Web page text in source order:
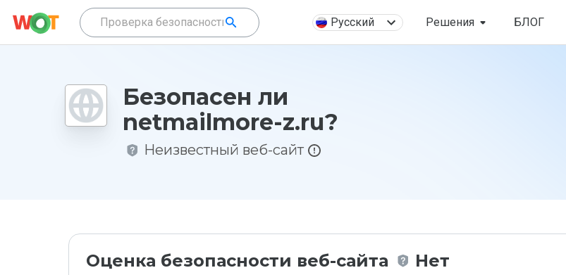
Русский Решения БЛОГ
Безопасен ли
netmailmore-z.ru?
Неизвестный веб-сайт
Оценка безопасности веб-сайта Нет